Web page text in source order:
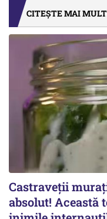
CITEȘTE MAI
Castraveții
absolut! Această